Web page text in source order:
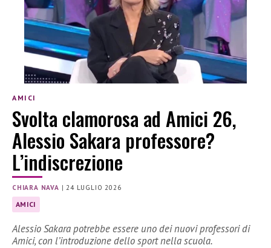
AMICI
Svolta clamorosa ad Amici 26,
Alessio Sakara professore?
L’indiscrezione
CHIARA NAVA |24 LUGLIO 2026
AMICI
Alessio Sakara potrebbe essere uno dei nuovi professori di
Amici, con l’introduzione dello sport nella scuola.